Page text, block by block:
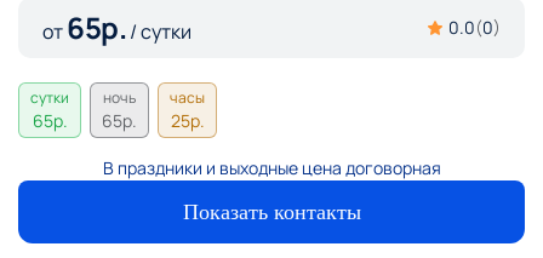
от65р./ сутки 0.0(0)
сутки
65р.
ночь
65р.
часы
25р.
В праздники и выходные цена договорная
Показать контакты